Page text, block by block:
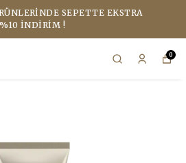
SEPETTE EKSTRA
%10 İNDIRIM !
0